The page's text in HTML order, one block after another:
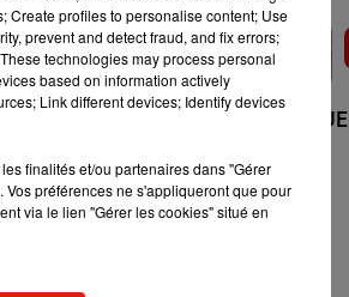
un espace
de fresques
à la vie
le genre
leurs fromages
des plats
de Vila
+ DE MUSIQUE
Create profiles to personalise content; Use
prevent and detect fraud, and fix errors;
technologies may process personal
based on information actively
Link different devices; Identify devices
finalités et/ou partenaires dans "Gérer
préférences ne s'appliqueront que pour
via le lien "Gérer les cookies" situé en